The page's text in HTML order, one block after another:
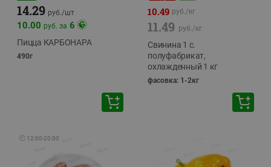
14.29 руб./шт
10.00 руб. за 6
Пицца КАРБОНАРА
490г
10.49 руб./кг
11.49 руб./кг
Свинина 1 с.
полуфабрикат,
охлажденный 1 кг
фасовка: 1-2кг
🕘 12:00-20:00